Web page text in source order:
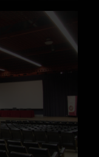
opuesto a la
un segundo
que ofrece
la Escuela a
patio que la
con la
el pasillo de
una planta